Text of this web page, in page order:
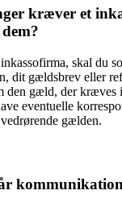
kræver et
skal du
dit gældsbrev eller
den gæld, der kræves
eventuelle
gælden.